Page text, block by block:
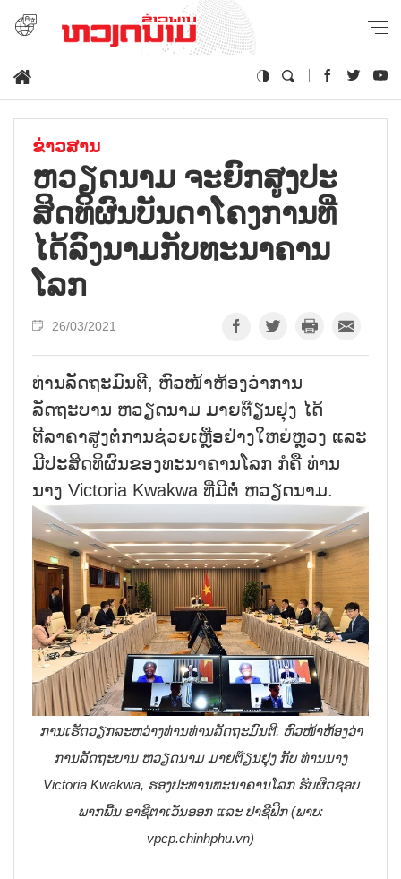
ຂ່າວສານ
ຫວຽດ​ນາມ ຈະ​ຍົກ​ສູງ​ປະ​
ສິດ​ທິ​ຜົນ​​ບັນ​ດາ​ໂຄງ​ການ​ທີ່​
ໄດ້​ລົງ​ນາມ​ກັບ​ທະ​ນາ​ຄານ​
ໂລກ
26/03/2021
ທ່ານລັດຖະມົນຕີ, ຫົວໜ້າຫ້ອງວ່າການ
ລັດຖະບານ ຫວຽດນາມ ມາຍຕ໊ຽນຢຸງ ໄດ້
ຕີລາຄາສູງຕໍ່ການຊ່ວຍເຫຼືອຢ່າງໃຫຍ່ຫຼວງ ແລະ
ມີປະສິດທິຜົນຂອງທະນາຄານໂລກ ກໍຄື ທ່ານ
ນາງ Victoria Kwakwa ທີ່ມີຕໍ່ ຫວຽດນາມ.
ການເຮັດວຽກລະຫວ່າງທ່ານທ່ານລັດຖະມົນຕີ, ຫົວໜ້າຫ້ອງວ່າ
ການລັດຖະບານ ຫວຽດນາມ ມາຍຕ໊ຽນຢຸງ ກັບ ທ່ານນາງ
Victoria Kwakwa, ຮອງປະທານທະນາຄານໂລກ ຮັບຜິດຊອບ
ພາກພື້ນ ອາຊີຕາເວັນອອກ ແລະ ປາຊີຟິກ (ພາບ:
vpcp.chinhphu.vn)